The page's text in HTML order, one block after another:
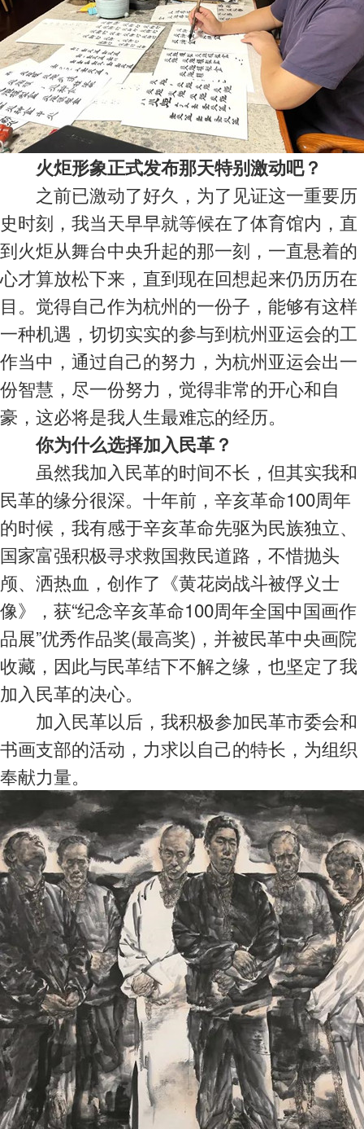
火炬形象正式发布那天特别激动吧？
之前已激动了好久，为了见证这一重要历
史时刻，我当天早早就等候在了体育馆内，直
到火炬从舞台中央升起的那一刻，一直悬着的
心才算放松下来，直到现在回想起来仍历历在
目。觉得自己作为杭州的一份子，能够有这样
一种机遇，切切实实的参与到杭州亚运会的工
作当中，通过自己的努力，为杭州亚运会出一
份智慧，尽一份努力，觉得非常的开心和自
豪，这必将是我人生最难忘的经历。
你为什么选择加入民革？
虽然我加入民革的时间不长，但其实我和
民革的缘分很深。十年前，辛亥革命100周年
的时候，我有感于辛亥革命先驱为民族独立、
国家富强积极寻求救国救民道路，不惜抛头
颅、洒热血，创作了《黄花岗战斗被俘义士
像》，获“纪念辛亥革命100周年全国中国画作
品展”优秀作品奖(最高奖)，并被民革中央画院
收藏，因此与民革结下不解之缘，也坚定了我
加入民革的决心。
加入民革以后，我积极参加民革市委会和
书画支部的活动，力求以自己的特长，为组织
奉献力量。